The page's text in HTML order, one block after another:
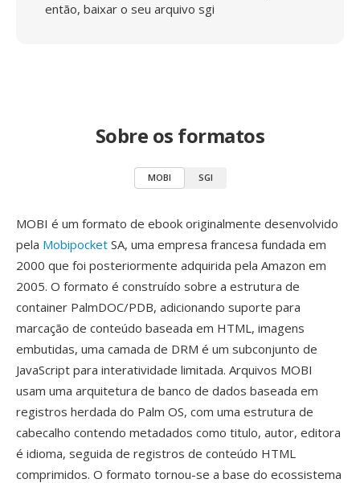
então, baixar o seu arquivo sgi
Sobre os formatos
MOBI SGI
MOBI é um formato de ebook originalmente desenvolvido
pela Mobipocket SA, uma empresa francesa fundada em
2000 que foi posteriormente adquirida pela Amazon em
2005. O formato é construído sobre a estrutura de
container PalmDOC/PDB, adicionando suporte para
marcação de conteúdo baseada em HTML, imagens
embutidas, uma camada de DRM é um subconjunto de
JavaScript para interatividade limitada. Arquivos MOBI
usam uma arquitetura de banco de dados baseada em
registros herdada do Palm OS, com uma estrutura de
cabecalho contendo metadados como titulo, autor, editora
é idioma, seguida de registros de conteúdo HTML
comprimidos. O formato tornou-se a base do ecossistema